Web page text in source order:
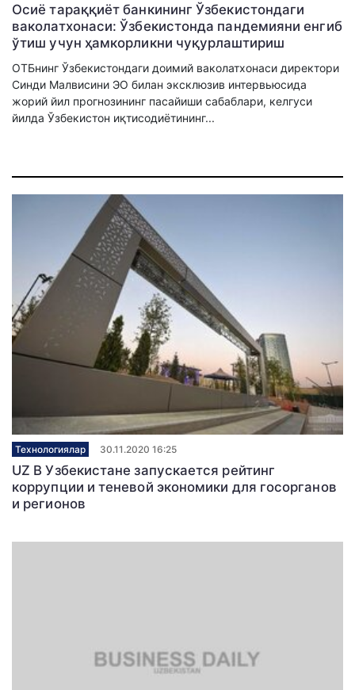
Осиё тараққиёт банкининг Ўзбекистондаги
ваколатхонаси: Ўзбекистонда пандемияни енгиб
ўтиш учун ҳамкорликни чуқурлаштириш
ОТБнинг Ўзбекистондаги доимий ваколатхонаси директори
Синди Малвиcини ЭО билан эксклюзив интервьюсида
жорий йил прогнозининг пасайиши сабаблари, келгуси
йилда Ўзбекистон иқтисодиётининг...
Технологиялар 30.11.2020 16:25
UZ В Узбекистане запускается рейтинг
коррупции и теневой экономики для госорганов
и регионов